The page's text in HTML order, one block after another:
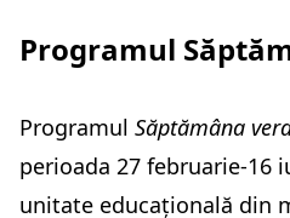
Programul
Programul Săptămâna
perioada 27 februarie-16
unitate educațională din